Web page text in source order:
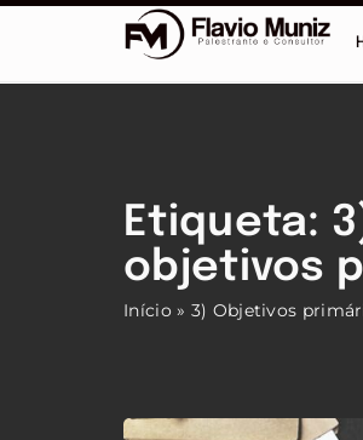
Etiqueta:
objetivos
Início » 3) Objetivos